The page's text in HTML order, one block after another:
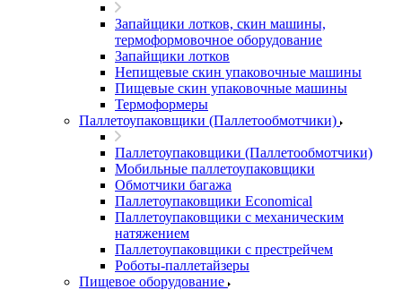
Запайщики лотков, скин машины,
термоформовочное оборудование
Запайщики лотков
Непищевые скин упаковочные машины
Пищевые скин упаковочные машины
Термоформеры
Паллетоупаковщики (Паллетообмотчики)
Паллетоупаковщики (Паллетообмотчики)
Мобильные паллетоупаковщики
Обмотчики багажа
Паллетоупаковщики Economical
Паллетоупаковщики с механическим
натяжением
Паллетоупаковщики с престрейчем
Роботы-паллетайзеры
Пищевое оборудование